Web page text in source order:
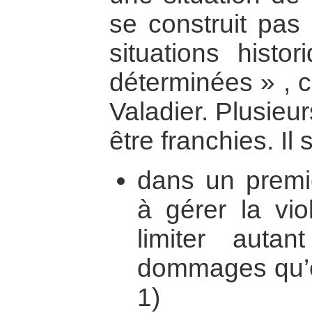
se construit
situations
déterminées » ,
Valadier.
être franchies. Il
dans un
à gérer la
limiter
dommages
1)